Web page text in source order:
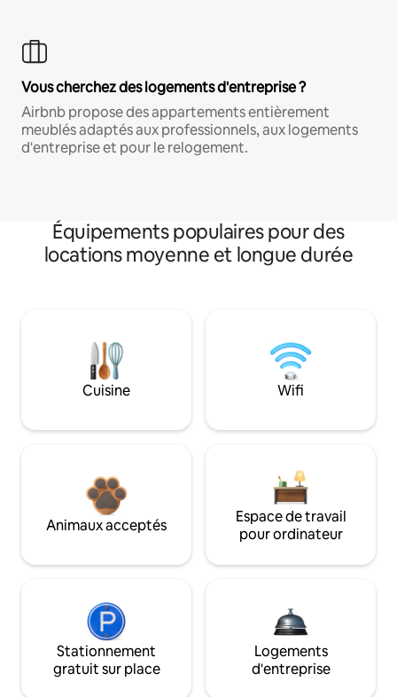
Vous cherchez des logements d'entreprise ?
Airbnb propose des appartements entièrement
meublés adaptés aux professionnels, aux logements
d'entreprise et pour le relogement.
Équipements populaires pour des
locations moyenne et longue durée
Cuisine Wifi
Animaux acceptés
Espace de travail
pour ordinateur
Stationnement
gratuit sur place
Logements
d'entreprise